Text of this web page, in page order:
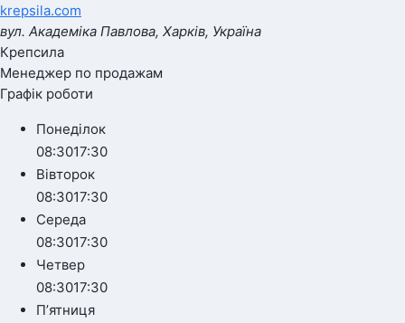
krepsila.com
вул. Академіка Павлова, Харків, Україна
Крепсила
Менеджер по продажам
Графік роботи
Понеділок
08:3017:30
Вівторок
08:3017:30
Середа
08:3017:30
Четвер
08:3017:30
Пʼятниця